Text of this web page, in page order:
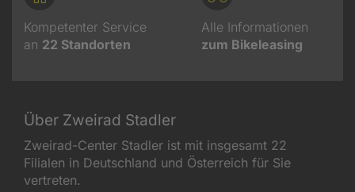
Kompetenter Service
an 22 Standorten
Alle Informationen
zum Bikeleasing
Über Zweirad Stadler
Zweirad-Center Stadler ist mit insgesamt 22
Filialen in Deutschland und Österreich für Sie
vertreten.